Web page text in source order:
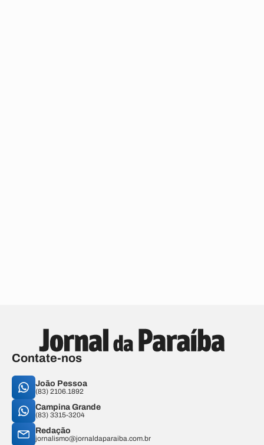
Contate-nos
João Pessoa
(83) 2106.1892
Campina Grande
(83) 3315-3204
Redação
jornalismo@jornaldaparaiba.com.br